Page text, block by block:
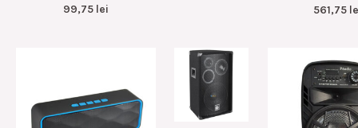
99,75 lei 561,75